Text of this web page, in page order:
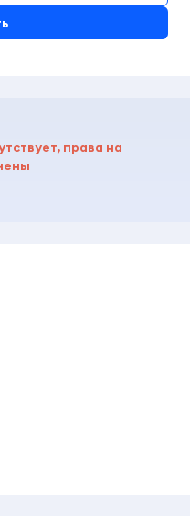
права на